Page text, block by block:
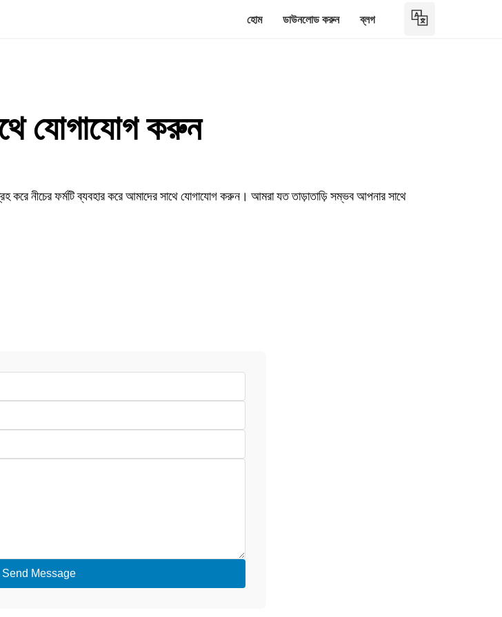
হোম ডাউনলোড করুন ব্লগ
যোগাযোগ করুন
নীচের ফর্মটি ব্যবহার করে আমাদের সাথে যোগাযোগ করুন। আমরা যত তাড়াতাড়ি সম্ভব আপনার সাথে
Send Message